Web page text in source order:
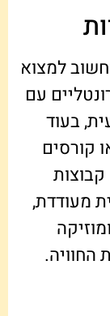
למצוא
עם
בעוד
קורסים
קבוצות
מעודדת,